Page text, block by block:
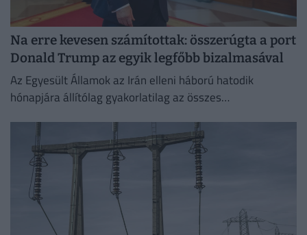
Na erre kevesen számítottak: összerúgta a port
Donald Trump az egyik legfőbb bizalmasával
Az Egyesült Államok az Irán elleni háború hatodik
hónapjára állítólag gyakorlatilag az összes